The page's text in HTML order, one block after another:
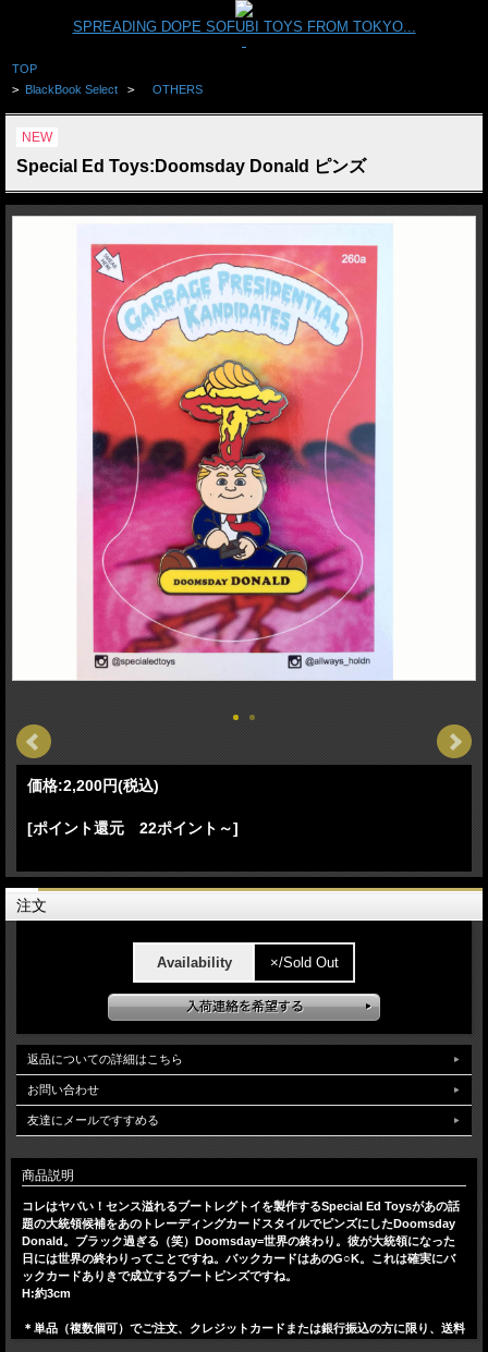
SPREADING DOPE SOFUBI TOYS FROM TOKYO...
TOP
> BlackBook Select > OTHERS
NEW
Special Ed Toys:Doomsday Donald ピンズ
価格:2,200円(税込)
[ポイント還元 22ポイント～]
注文
Availability ×/Sold Out
返品についての詳細はこちら
お問い合わせ
友達にメールですすめる
商品説明
コレはヤバい！センス溢れるブートレグトイを製作するSpecial Ed Toysがあの話
題の大統領候補をあのトレーディングカードスタイルでピンズにしたDoomsday
Donald。ブラック過ぎる（笑）Doomsday=世界の終わり。彼が大統領になった
日には世界の終わりってことですね。バックカードはあのG○K。これは確実にバ
ックカードありきで成立するブートピンズですね。
H:約3cm
＊単品（複数個可）でご注文、クレジットカードまたは銀行振込の方に限り、送料